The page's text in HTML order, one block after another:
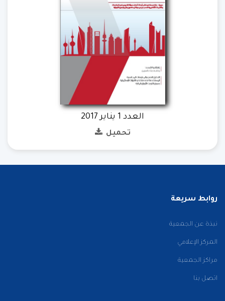
العدد 1 يناير 2017
تحميل
روابط سريعة
نبذة عن الجمعية
المركز الإعلامي
مراكز الجمعية
اتصل بنا